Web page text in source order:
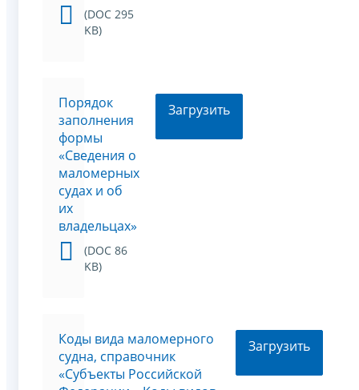
(DOC 295
KB)
Порядок
заполнения
формы
«Сведения о
маломерных
судах и об
их
владельцах»
(DOC 86
KB)
Загрузить
Коды вида маломерного
судна, справочник
«Субъекты Российской
Загрузить